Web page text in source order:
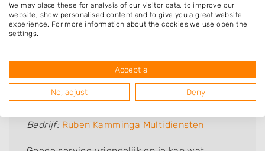
Deze mensen gingen u voor
Bedrijf: Ruben Kamminga Multidiensten
We may place these for analysis of our visitor data, to improve our
website, show personalised content and to give you a great website
experience. For more information about the cookies we use open the
settings.
Accept all
No, adjust Deny